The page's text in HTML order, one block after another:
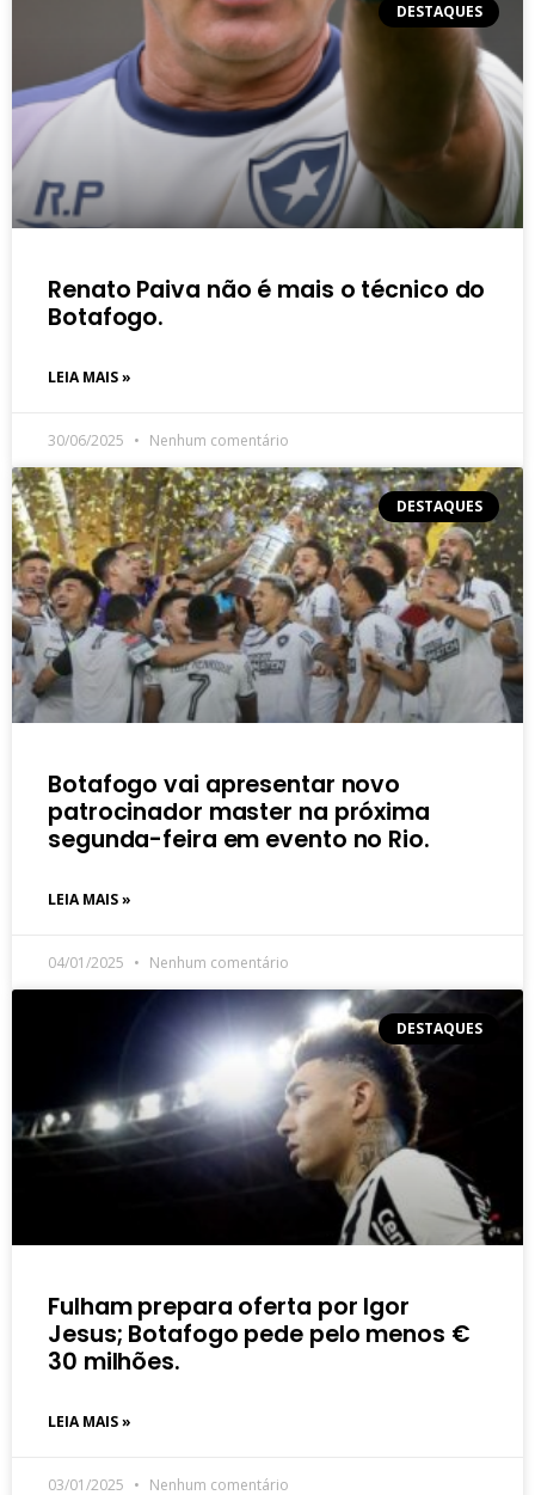
DESTAQUES
Renato Paiva não é mais o técnico do
Botafogo.
LEIA MAIS »
30/06/2025 Nenhum comentário
DESTAQUES
Botafogo vai apresentar novo
patrocinador master na próxima
segunda-feira em evento no Rio.
LEIA MAIS »
04/01/2025 Nenhum comentário
DESTAQUES
Fulham prepara oferta por Igor
Jesus; Botafogo pede pelo menos €
30 milhões.
LEIA MAIS »
03/01/2025 Nenhum comentário